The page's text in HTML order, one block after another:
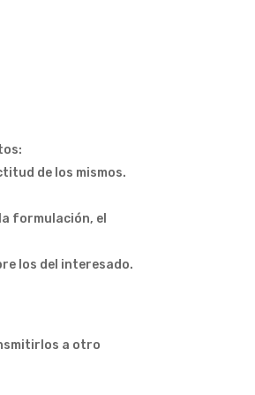
de los mismos.
formulación, el
los del interesado.
a otro